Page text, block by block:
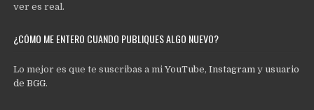
ver es real.
¿CÓMO ME ENTERO CUANDO PUBLIQUES ALGO NUEVO?
Lo mejor es que te suscribas a miYouTube,Instagram y usuario
de BGG.